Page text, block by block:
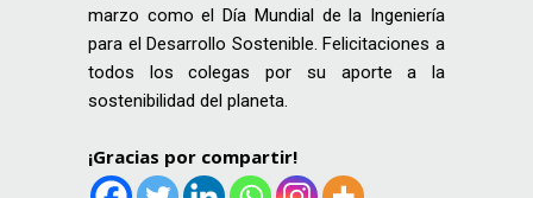
marzo como el Día Mundial de la Ingeniería
para el Desarrollo Sostenible. Felicitaciones a
todos los colegas por su aporte a la
sostenibilidad del planeta.
¡Gracias por compartir!